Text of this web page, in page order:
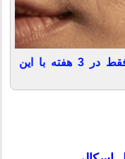
کاهش چشمگیر جای زخم و بخیه فقط در 3 هفته با این